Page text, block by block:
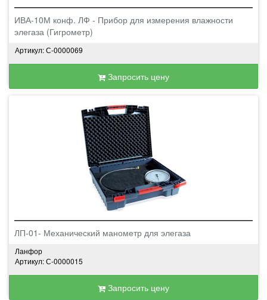
ИВА-10М конф. ЛФ - Прибор для измерения влажности
элегаза (Гигрометр)
Артикул: С-0000069
Запросить цену
ЛП-01- Механический манометр для элегаза
Ланфор
Артикул: С-0000015
Запросить цену